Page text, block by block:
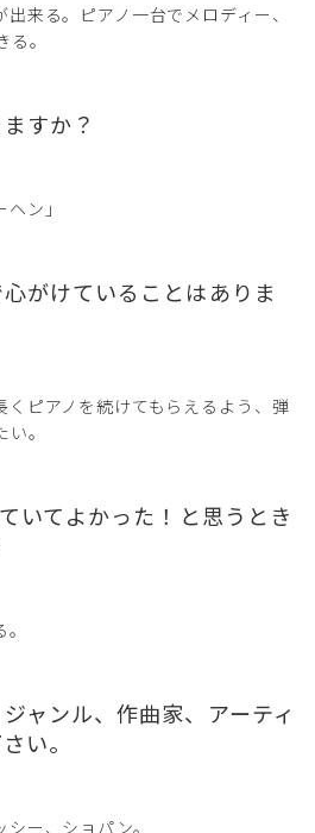
来る。ピアノ一台でメロディー、
。
すか？
ン」
がけていることはありま
くピアノを続けてもらえるよう、弾
。
いてよかった！と思うとき
ャンル、作曲家、アーティ
い。
ー、ショパン。